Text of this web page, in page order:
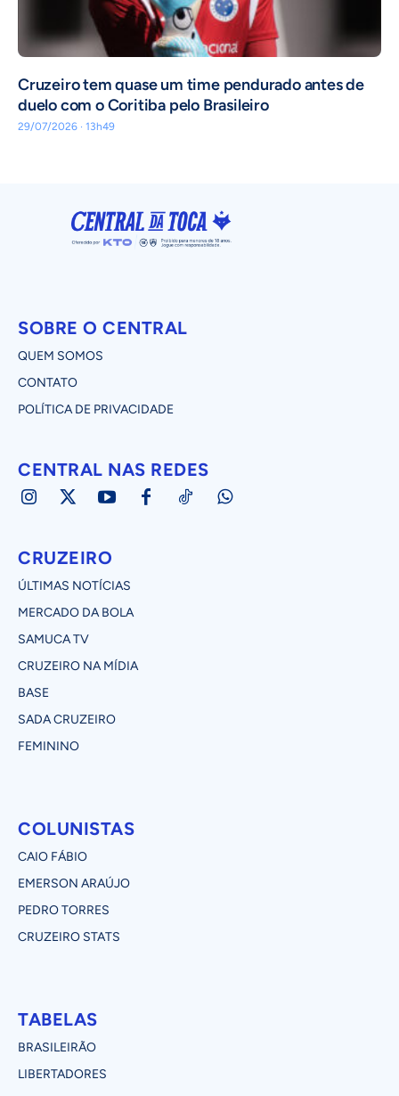
Cruzeiro tem quase um time pendurado antes de
duelo com o Coritiba pelo Brasileiro
29/07/2026 · 13h49
SOBRE O CENTRAL
QUEM SOMOS
CONTATO
POLÍTICA DE PRIVACIDADE
CENTRAL NAS REDES
CRUZEIRO
ÚLTIMAS NOTÍCIAS
MERCADO DA BOLA
SAMUCA TV
CRUZEIRO NA MÍDIA
BASE
SADA CRUZEIRO
FEMININO
COLUNISTAS
CAIO FÁBIO
EMERSON ARAÚJO
PEDRO TORRES
CRUZEIRO STATS
TABELAS
BRASILEIRÃO
LIBERTADORES